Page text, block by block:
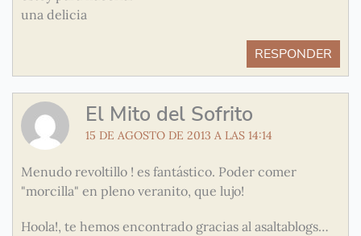
una delicia
RESPONDER
El Mito del Sofrito
15 DE AGOSTO DE 2013 A LAS 14:14
Menudo revoltillo ! es fantástico. Poder comer
"morcilla" en pleno veranito, que lujo!
Hoola!, te hemos encontrado gracias al asaltablogs…